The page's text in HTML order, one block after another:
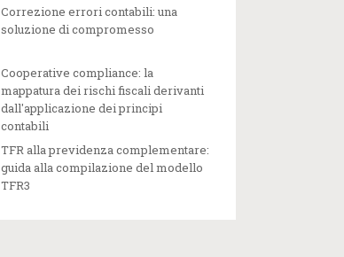
Correzione errori contabili: una
soluzione di compromesso
Cooperative compliance: la
mappatura dei rischi fiscali derivanti
dall'applicazione dei principi
contabili
TFR alla previdenza complementare:
guida alla compilazione del modello
TFR3